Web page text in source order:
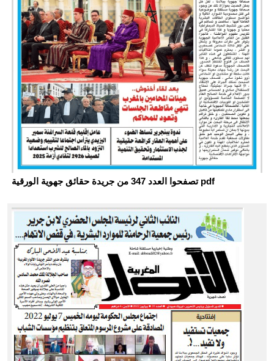
تصفحوا العدد 347 من جريدة حقائق جهوية الورقية pdf